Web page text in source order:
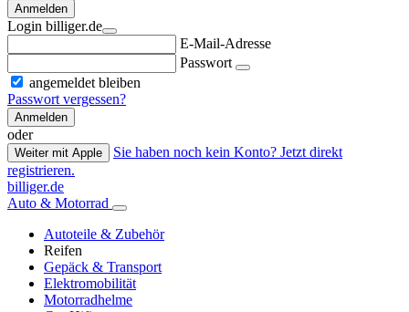
Anmelden
Login billiger.de
E-Mail-Adresse
Passwort
angemeldet bleiben
Passwort vergessen?
Anmelden
oder
Weiter mit Apple
Sie haben noch kein Konto? Jetzt direkt
registrieren.
billiger.de
Auto & Motorrad
Autoteile & Zubehör
Reifen
Gepäck & Transport
Elektromobilität
Motorradhelme